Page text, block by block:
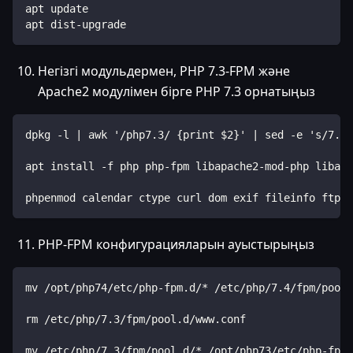
apt update
apt dist-upgrade
Негізгі модульдермен, PHP 7.3-FPM және
Apache2 модулімен бірге PHP 7.3 орнатыңыз
dpkg -l | awk '/php7.3/ {print $2}' | sed -e 's/
apt install -f php php-fpm libapache2-mod-php
phpenmod calendar ctype curl dom exif fileinfo ftp gd
PHP-FPM конфигурацияларын ауыстырыңыз
mv /opt/php74/etc/php-fpm.d/* /etc/php/7.4/fpm/
rm /etc/php/7.3/fpm/pool.d/www.conf
mv /etc/php/7.3/fpm/pool.d/* /opt/php73/etc/php-